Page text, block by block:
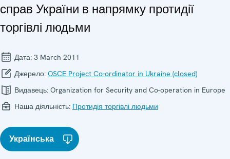
справ України в напрямку протидії
торгівлі людьми
Дата: 3 March 2011
Джерело: OSCE Project Co-ordinator in Ukraine (closed)
Видавець: Organization for Security and Co-operation in Europe
Наша діяльність: Протидія торгівлі людьми
Українська